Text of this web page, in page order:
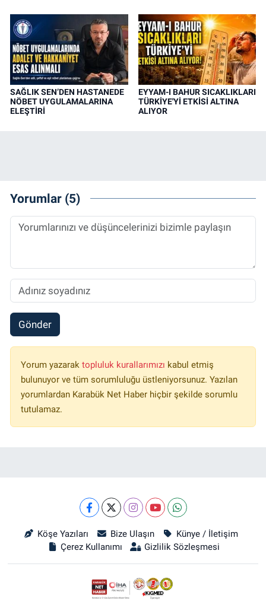
SAĞLIK SEN’DEN HASTANEDE
NÖBET UYGULAMALARINA
ELEŞTİRİ
EYYAM-I BAHUR SICAKLIKLARI
TÜRKİYE'Yİ ETKİSİ ALTINA
ALIYOR
Yorumlar (5)
Gönder
Yorum yazarak topluluk kurallarımızı kabul etmiş
bulunuyor ve tüm sorumluluğu üstleniyorsunuz. Yazılan
yorumlardan Karabük Net Haber hiçbir şekilde sorumlu
tutulamaz.
Köşe Yazıları Bize Ulaşın
Künye / İletişim
Çerez Kullanımı
Gizlilik Sözleşmesi